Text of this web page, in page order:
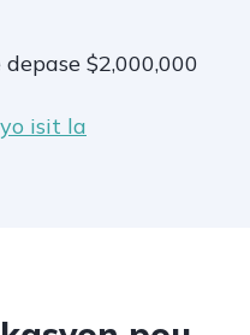
$2,000,000
isit la